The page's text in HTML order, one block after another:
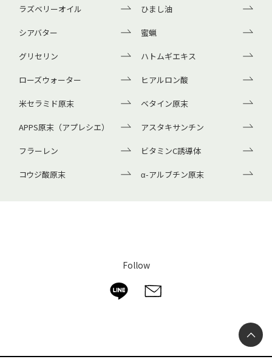
ラズベリーオイル ひまし油
シアバター 蜜蝋
グリセリン ハトムギエキス
ローズウォーター ヒアルロン酸
米セラミド原末 ベタイン原末
APPS原末（アプレシエ） アスタキサンチン
フラーレン ビタミンC誘導体
コウジ酸原末 α-アルブチン原末
Follow